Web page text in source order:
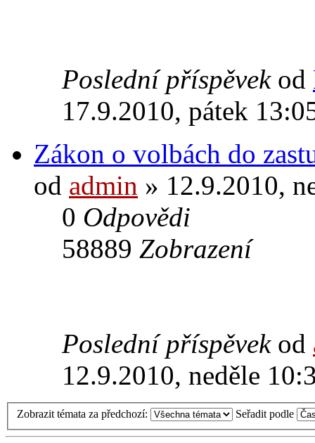
Poslední příspěvek od
17.9.2010, pátek
Zákon o volbách do
od admin » 12.9.2010,
0 Odpovědi
58889 Zobrazení
Poslední příspěvek od
12.9.2010, neděle
Zobrazit témata za předchozí: Seřadit podle